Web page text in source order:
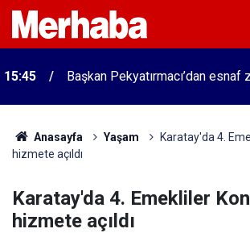
15:45 Başkan Pekyatırmacı’dan esnaf
Anasayfa Yaşam
Karatay'da 4.
hizmete açıldı
Karatay'da 4. Emekliler
hizmete açıldı